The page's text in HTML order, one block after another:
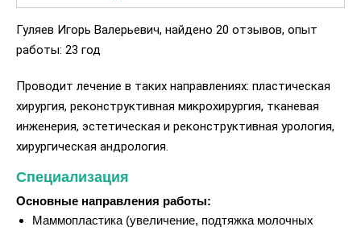
Гуляев Игорь Валерьевич, найдено 20 отзывов, опыт
работы: 23 год
Проводит лечение в таких направлениях: пластическая
хирургия, реконструктивная микрохирургия, тканевая
инженерия, эстетическая и реконструктивная урология,
хирургическая андрология.
Специализация
Основные направления работы:
Маммопластика (увеличение, подтяжка молочных